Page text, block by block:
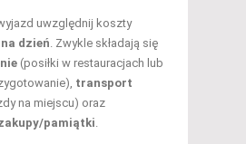
uwzględnij koszty
na dzień . Zwykle składają się
(posiłki w restauracjach lub
transport
na miejscu) oraz
pamiątki